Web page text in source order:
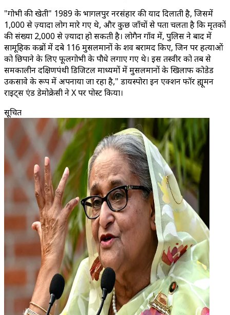
"गोभी की खेती" 1989 के भागलपुर नरसंहार की याद दिलाती है, जिसमें
1,000 से ज़्यादा लोग मारे गए थे, और कुछ जाँचों से पता चलता है कि मृतकों
की संख्या 2,000 से ज़्यादा हो सकती है। लोगैन गाँव में, पुलिस ने बाद में
सामूहिक कब्रों में दबे 116 मुसलमानों के शव बरामद किए, जिन पर हत्याओं
को छिपाने के लिए फूलगोभी के पौधे लगाए गए थे। इस तस्वीर को तब से
समकालीन दक्षिणपंथी डिजिटल माध्यमों में मुसलमानों के खिलाफ कोडेड
उकसावे के रूप में अपनाया जा रहा है," डायस्पोरा इन एक्शन फॉर ह्यूमन
राइट्स एंड डेमोक्रेसी ने X पर पोस्ट किया।
सूचित